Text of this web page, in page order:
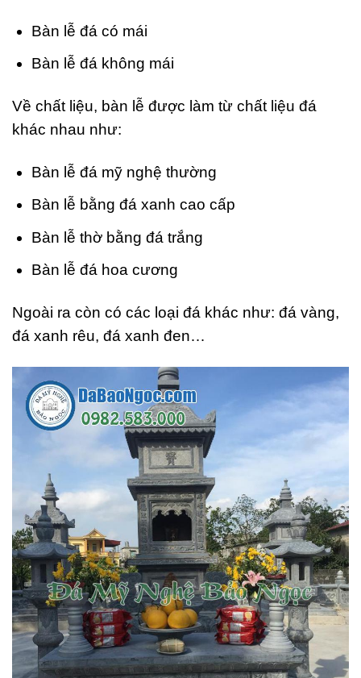
Bàn lễ đá có mái
Bàn lễ đá không mái
Về chất liệu, bàn lễ được làm từ chất liệu đá
khác nhau như:
Bàn lễ đá mỹ nghệ thường
Bàn lễ bằng đá xanh cao cấp
Bàn lễ thờ bằng đá trắng
Bàn lễ đá hoa cương
Ngoài ra còn có các loại đá khác như: đá vàng,
đá xanh rêu, đá xanh đen…